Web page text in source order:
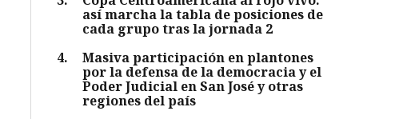
así marcha la tabla de posiciones de
cada grupo tras la jornada 2
4.
Masiva participación en plantones
por la defensa de la democracia y el
Poder Judicial en San José y otras
regiones del país